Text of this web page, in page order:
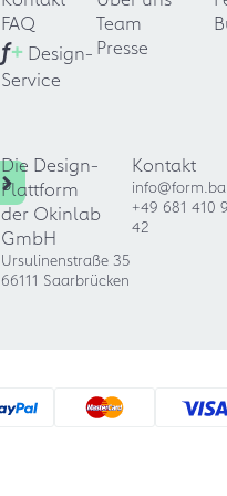
FAQ
f+ Design-
Service
Team
Presse
Die Design-
Plattform
der Okinlab
GmbH
Ursulinenstraße 35
66111 Saarbrücken
Kontakt
+49 681 410
42